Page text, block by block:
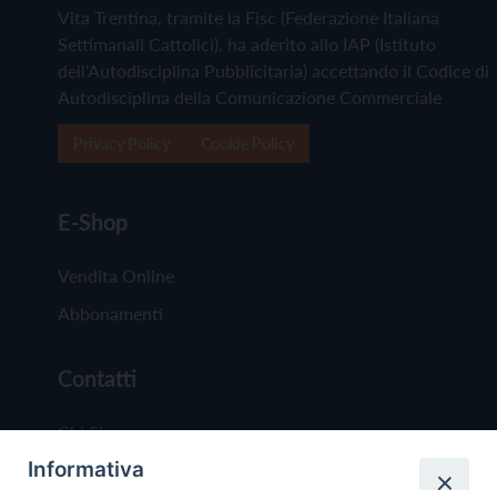
Vita Trentina, tramite la Fisc (Federazione Italiana
Settimanali Cattolici), ha aderito allo IAP (Istituto
dell'Autodisciplina Pubblicitaria) accettando il Codice di
Autodisciplina della Comunicazione Commerciale
E-Shop
Vendita Online
Abbonamenti
Contatti
Chi Siamo
Redazione
Informativa